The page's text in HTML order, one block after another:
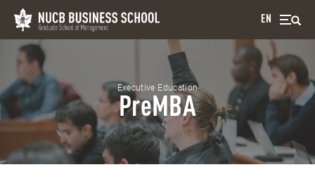
EN
Executive Education
PreMBA